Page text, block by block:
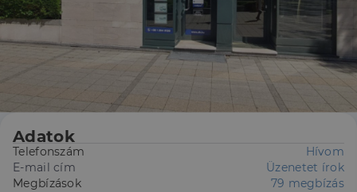
Adatok
Telefonszám
Hívom
E-mail cím
Üzenetet írok
Megbízások
79 megbízás